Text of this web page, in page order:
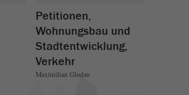
Petitionen,
Wohnungsbau und
Stadtentwicklung,
Verkehr
Maximilian Gludau